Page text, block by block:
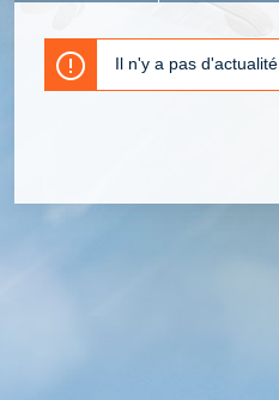
Il n'y a pas